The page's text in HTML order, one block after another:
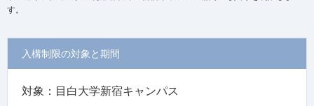
す。
入構制限の対象と期間
対象：目白大学新宿キャンパス